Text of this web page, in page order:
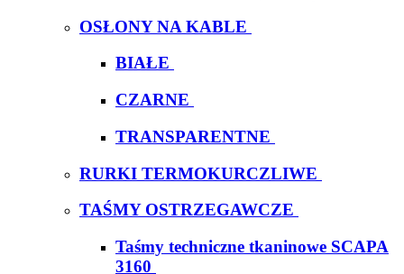
OSŁONY NA KABLE
BIAŁE
CZARNE
TRANSPARENTNE
RURKI TERMOKURCZLIWE
TAŚMY OSTRZEGAWCZE
Taśmy techniczne tkaninowe SCAPA
3160